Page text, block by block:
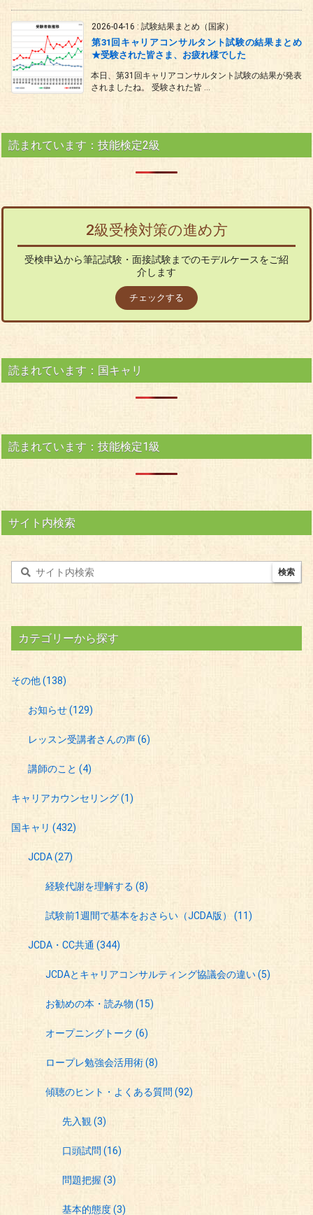
2026-04-16 : 試験結果まとめ（国家）
第31回キャリアコンサルタント試験の結果まとめ
★受験された皆さま、お疲れ様でした
本日、第31回キャリアコンサルタント試験の結果が発表
されましたね。 受験された皆 ...
読まれています：技能検定2級
2級受検対策の進め方
受検申込から筆記試験・面接試験までのモデルケースをご紹
介します
チェックする
読まれています：国キャリ
読まれています：技能検定1級
サイト内検索
カテゴリーから探す
その他(138)
お知らせ(129)
レッスン受講者さんの声(6)
講師のこと(4)
キャリアカウンセリング(1)
国キャリ (432)
JCDA(27)
経験代謝を理解する (8)
試験前1週間で基本をおさらい（JCDA版） (11)
JCDA・CC共通(344)
JCDAとキャリアコンサルティング協議会の違い(5)
お勧めの本・読み物 (15)
オープニングトーク (6)
ロープレ勉強会活用術(8)
傾聴のヒント・よくある質問 (92)
先入観(3)
口頭試問(16)
問題把握(3)
基本的態度(3)